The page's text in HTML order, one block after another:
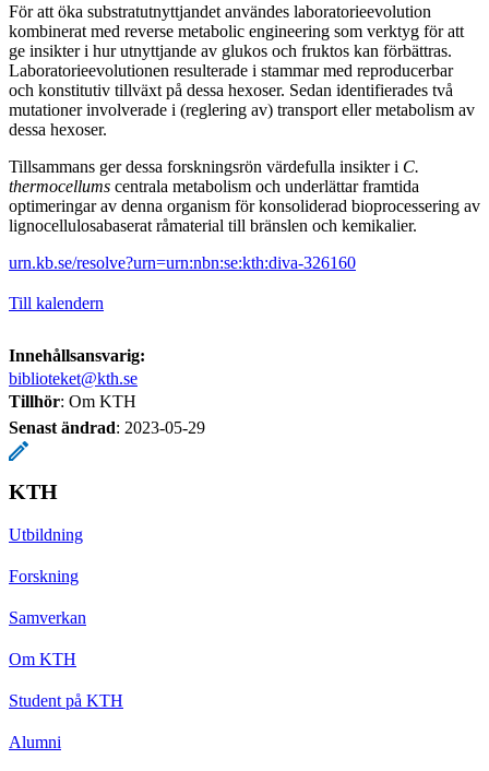
För att öka substratutnyttjandet användes laboratorieevolution
kombinerat med reverse metabolic engineering som verktyg för att
ge insikter i hur utnyttjande av glukos och fruktos kan förbättras.
Laboratorieevolutionen resulterade i stammar med reproducerbar
och konstitutiv tillväxt på dessa hexoser. Sedan identifierades två
mutationer involverade i (reglering av) transport eller metabolism av
dessa hexoser.
Tillsammans ger dessa forskningsrön värdefulla insikter i C.
thermocellums centrala metabolism och underlättar framtida
optimeringar av denna organism för konsoliderad bioprocessering av
lignocellulosabaserat råmaterial till bränslen och kemikalier.
urn.kb.se/resolve?urn=urn:nbn:se:kth:diva-326160
Till kalendern
Innehållsansvarig:
biblioteket@kth.se
Tillhör: Om KTH
Senast ändrad: 2023-05-29
KTH
Utbildning
Forskning
Samverkan
Om KTH
Student på KTH
Alumni